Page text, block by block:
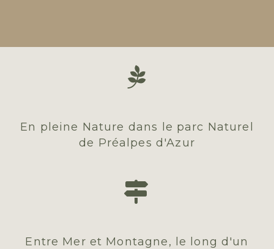

En pleine Nature dans le parc Naturel
de Préalpes d'Azur

Entre Mer et Montagne, le long d'un